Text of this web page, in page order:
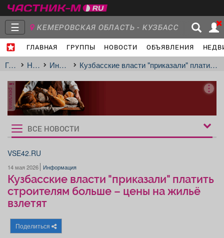
☰ КЕМЕРОВСКАЯ ОБЛАСТЬ - КУЗБАСС
ГЛАВНАЯ ГРУППЫ НОВОСТИ ОБЪЯВЛЕНИЯ
Главная
Группы
Объявления Недвижимость Услуги
Работа Транспорт Компании
Афиша
ГлавнаяНовостиИнформация Кузбасские власти "приказали" платить строителям больше – цены на жильё взлетят
реклама
Рукбрики
новостей
ВСЕ НОВОСТИ
VSE42.RU
14 мая 2026 Информация
Кузбасские власти "приказали" платить
строителям больше – цены на жильё
взлетят
Поделиться